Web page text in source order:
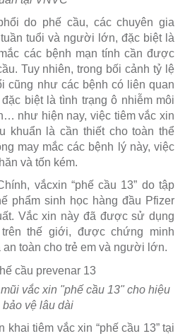
do phế cầu, các chuyên gia
tuổi và người lớn, đặc biệt là
các bệnh mạn tính cần được
Tuy nhiên, trong bối cảnh tỷ lệ
cũng như các bệnh có liên quan
biệt là tình trạng ô nhiễm môi
như hiện nay, việc tiêm vắc xin
khuẩn là cần thiết cho toàn thể
may mắc các bệnh lý này, việc
và tốn kém.
vắcxin “phế cầu 13” do tập
phẩm sinh học hàng đầu Pfizer
Vắc xin này đã được sử dụng
thế giới, được chứng minh
toàn cho trẻ em và người lớn.
vắc xin "phế cầu 13" cho hiệu
bảo vệ lâu dài
khai tiêm vắc xin “phế cầu 13” tại